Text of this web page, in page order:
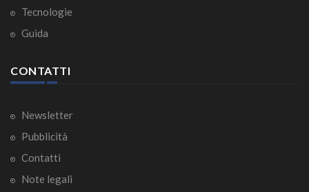
Tecnologie
Guida
CONTATTI
Newsletter
Pubblicità
Contatti
Note legali